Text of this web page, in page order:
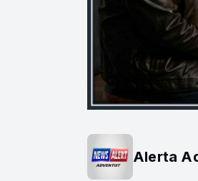
Alerta